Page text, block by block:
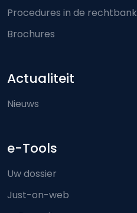
Procedures in de rechtbank
Brochures
Actualiteit
Nieuws
e-Tools
Uw dossier
Just-on-web